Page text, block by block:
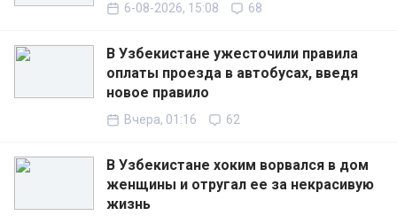
6-08-2026, 15:08 68
В Узбекистане ужесточили правила
оплаты проезда в автобусах, введя
новое правило
Вчера, 01:16 62
В Узбекистане хоким ворвался в дом
женщины и отругал ее за некрасивую
жизнь